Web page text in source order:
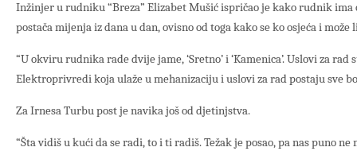
Inžinjer u rudniku “Breza” Elizabet Mušić ispričao je kako rudnik ima
postača mijenja iz dana u dan, ovisno od toga kako se ko osjeća i može
“U okviru rudnika rade dvije jame, ‘Sretno’ i ‘Kamenica’. Uslovi za
Elektroprivredi koja ulaže u mehanizaciju i uslovi za rad postaju sve
Za Irnesa Turbu post je navika još od djetinjstva.
“Šta vidiš u kući da se radi, to i ti radiš. Težak je posao, pa nas puno